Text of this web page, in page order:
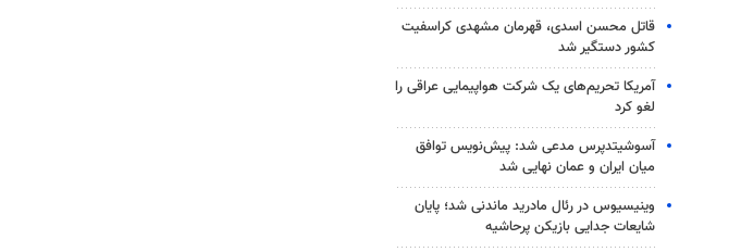
قاتل محسن اسدی، قهرمان مشهدی کراسفیت
کشور دستگیر شد
آمریکا تحریم‌های یک شرکت هواپیمایی عراقی را
لغو کرد
آسوشیتدپرس مدعی شد: پیش‌نویس توافق
میان ایران و عمان نهایی شد
وینیسیوس در رئال مادرید ماندنی شد؛ پایان
شایعات جدایی بازیکن پرحاشیه